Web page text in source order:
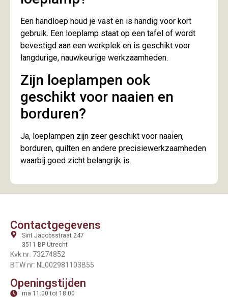
Een handloep houd je vast en is handig voor kort
gebruik. Een loeplamp staat op een tafel of wordt
bevestigd aan een werkplek en is geschikt voor
langdurige, nauwkeurige werkzaamheden.
Zijn loeplampen ook
geschikt voor naaien en
borduren?
Ja, loeplampen zijn zeer geschikt voor naaien,
borduren, quilten en andere precisiewerkzaamheden
waarbij goed zicht belangrijk is.
Contactgegevens
Sint Jacobsstraat 247
3511 BP Utrecht
Kvk nr: 73274852
BTW nr: NL002981103B55
Openingstijden
ma 11:00 tot 18:00